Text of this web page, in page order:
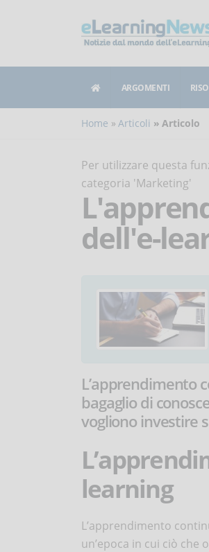
ARGOMENTI
Home Articoli Articolo
Per utilizzare questa
categoria 'Marketing'
dell'e-
L’apprendimento
bagaglio di
vogliono investire
learning
L’apprendimento
un’epoca in cui ciò